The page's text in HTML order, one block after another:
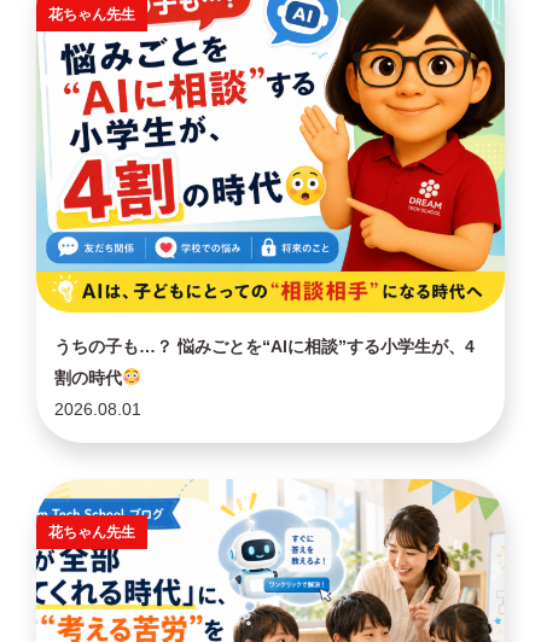
うちの子も…？ 悩みごとを“AIに相談”する小学生が、4
割の時代
2026.08.01
花ちゃん先生
花ちゃん先生